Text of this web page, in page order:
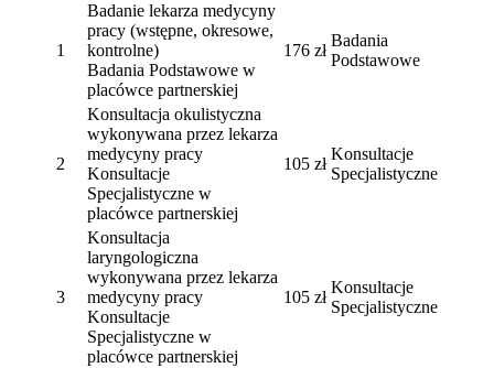
1
Badanie lekarza medycyny
pracy (wstępne, okresowe,
kontrolne)
Badania Podstawowe w
placówce partnerskiej
176 zł
Badania
Podstawowe
2
Konsultacja okulistyczna
wykonywana przez lekarza
medycyny pracy
Konsultacje
Specjalistyczne w
placówce partnerskiej
105 zł
Konsultacje
Specjalistyczne
3
Konsultacja
laryngologiczna
wykonywana przez lekarza
medycyny pracy
Konsultacje
Specjalistyczne w
placówce partnerskiej
105 zł
Konsultacje
Specjalistyczne